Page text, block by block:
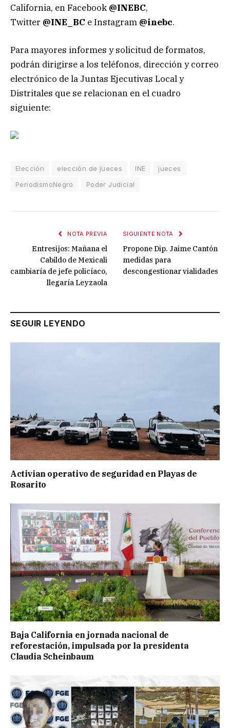
California, en Facebook @INEBC,
Twitter @INE_BC e Instagram @inebc.
Para mayores informes y solicitud de formatos,
podrán dirigirse a los teléfonos, dirección y correo
electrónico de la Juntas Ejecutivas Local y
Distritales que se relacionan en el cuadro
siguiente:
Elección elección de jueces INE
jueces
PeriodismoNegro
Poder Judicial
NOTA PREVIA
Entresijos: Mañana el
Cabildo de Mexicali
cambiaría de jefe policíaco,
llegaría Leyzaola
SIGUIENTE NOTA
Propone Dip. Jaime Cantón
medidas para
descongestionar vialidades
SEGUIR LEYENDO
Activian operativo de seguridad en Playas de
Rosarito
Baja California en jornada nacional de
reforestación, impulsada por la presidenta
Claudia Scheinbaum